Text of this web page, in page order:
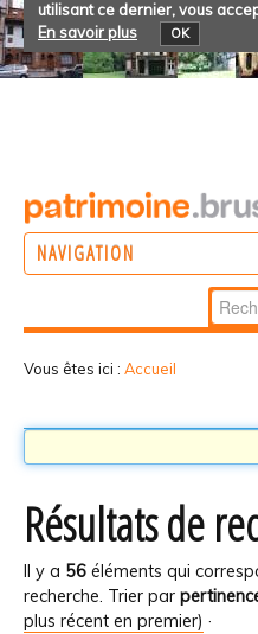
utilisant ce dernier, vous
En savoir plus
OK
NAVIGATION
Vous êtes ici : Accueil
Résultats de
Il y a 56 éléments qui
recherche. Trier par
plus récent en premier) ·